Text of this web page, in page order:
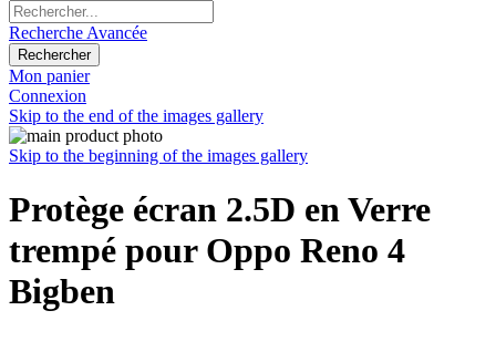
Recherche Avancée
Rechercher
Mon panier
Connexion
Skip to the end of the images gallery
Skip to the beginning of the images gallery
Protège écran 2.5D en Verre
trempé pour Oppo Reno 4
Bigben